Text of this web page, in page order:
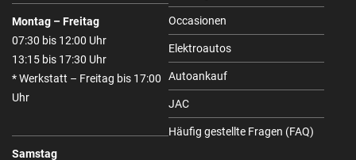
Montag – Freitag
07:30 bis 12:00 Uhr
13:15 bis 17:30 Uhr
* Werkstatt – Freitag bis 17:00
Uhr
Samstag
Occasionen
Elektroautos
Autoankauf
JAC
Häufig gestellte Fragen (FAQ)